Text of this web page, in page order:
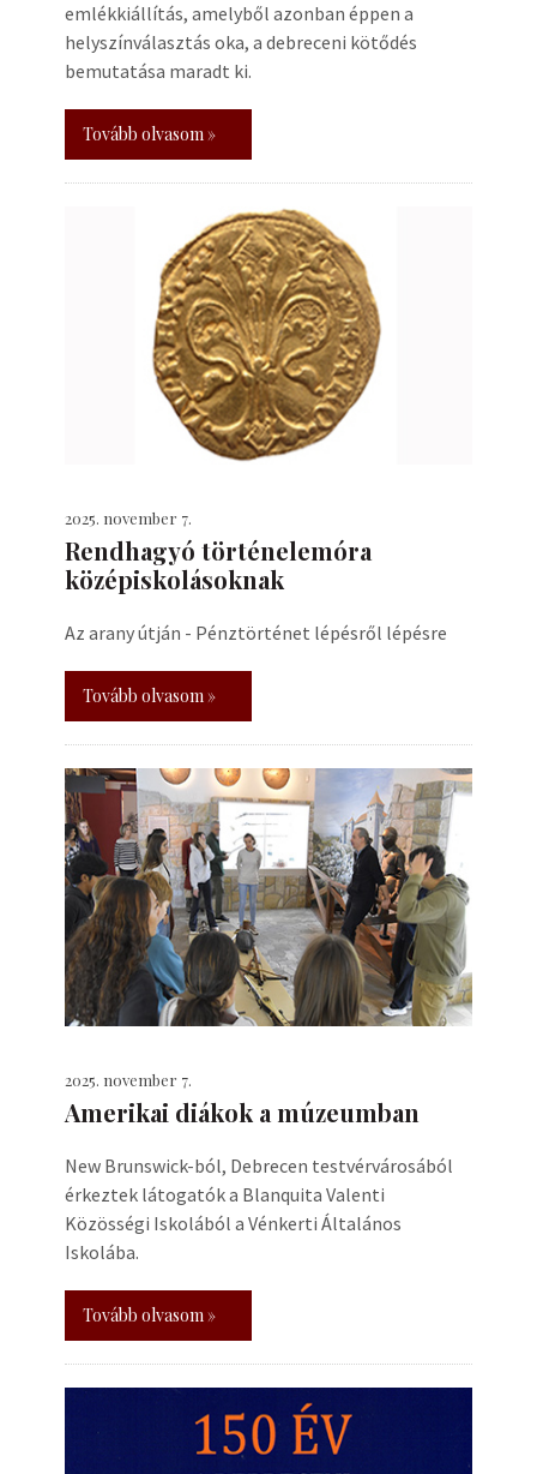
emlékkiállítás, amelyből azonban éppen a
helyszínválasztás oka, a debreceni kötődés
bemutatása maradt ki.
Tovább olvasom »
2025. november 7.
Rendhagyó történelemóra
középiskolásoknak
Az arany útján - Pénztörténet lépésről lépésre
Tovább olvasom »
2025. november 7.
Amerikai diákok a múzeumban
New Brunswick-ból, Debrecen testvérvárosából
érkeztek látogatók a Blanquita Valenti
Közösségi Iskolából a Vénkerti Általános
Iskolába.
Tovább olvasom »